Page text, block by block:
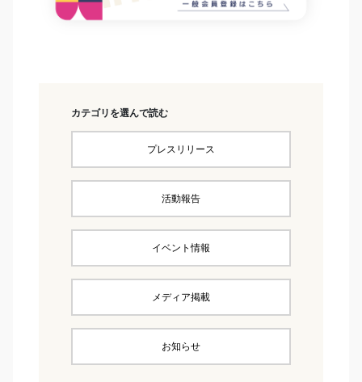
カテゴリを選んで読む
プレスリリース
活動報告
イベント情報
メディア掲載
お知らせ